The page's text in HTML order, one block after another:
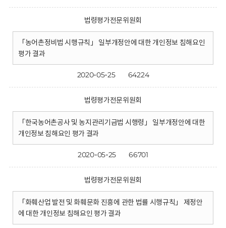
법령평가전문위원회
「농어촌정비법 시행규칙」 일부개정안에 대한 개인정보 침해요인
평가 결과
2020-05-25 64224
법령평가전문위원회
「한국농어촌공사 및 농지관리기금법 시행령」 일부개정안에 대한
개인정보 침해요인 평가 결과
2020-05-25 66701
법령평가전문위원회
「화훼산업 발전 및 화훼문화 진흥에 관한 법률 시행규칙」 제정안
에 대한 개인정보 침해요인 평가 결과